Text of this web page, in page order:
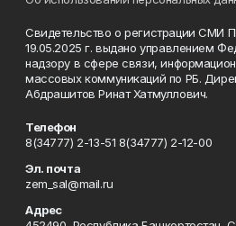
Свидетельство о регистрации СМИ
19.05.2025 г. выдано управлением
надзору в сфере связи,
массовых коммуникаций по РБ.
Абдрашитов Ринат Хатмуллович.
Телефон
8(34777) 2-13-51 8(34777) 2-12-00
Эл. почта
zem_sal@mail.ru
Адрес